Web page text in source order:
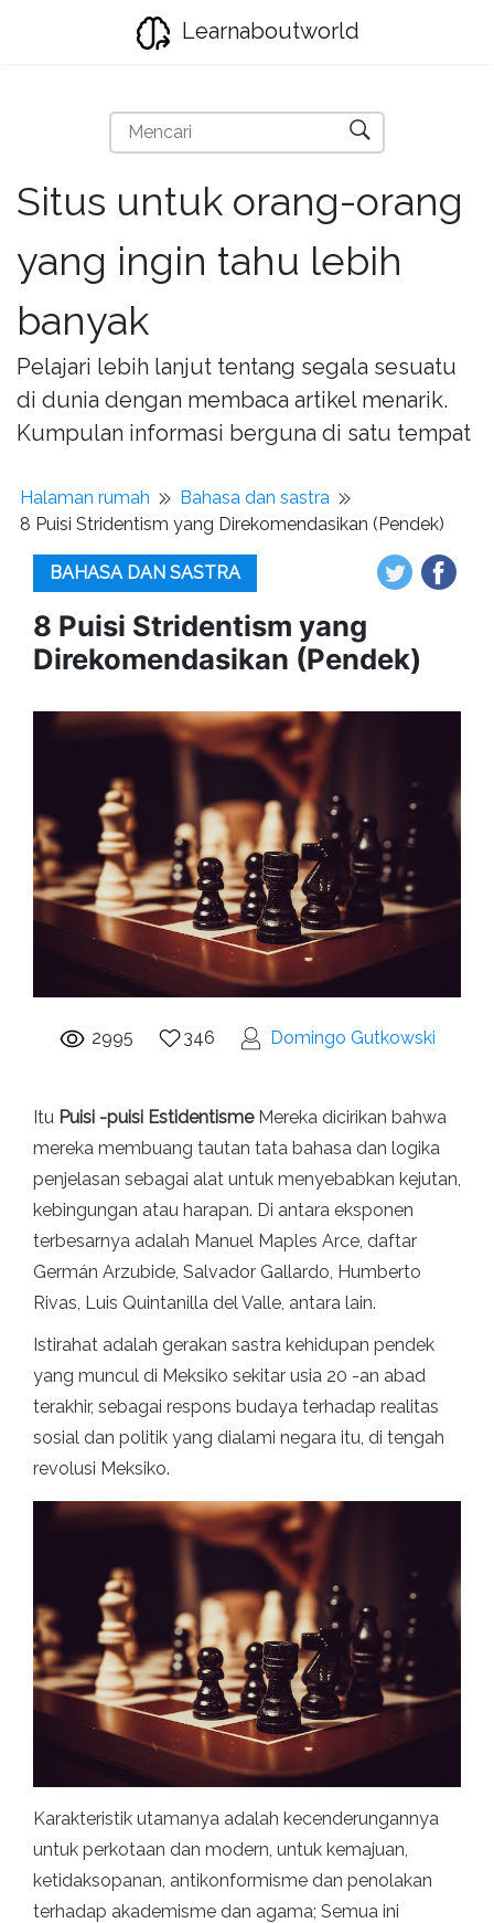
Learnaboutworld
Situs untuk orang-orang
yang ingin tahu lebih
banyak
Pelajari lebih lanjut tentang segala sesuatu
di dunia dengan membaca artikel menarik.
Kumpulan informasi berguna di satu tempat
Halaman rumah
Bahasa dan sastra
8 Puisi Stridentism yang Direkomendasikan (Pendek)
BAHASA DAN SASTRA
8 Puisi Stridentism yang
Direkomendasikan (Pendek)
2995 346 Domingo Gutkowski
Itu Puisi -puisi EstidentismeMereka dicirikan bahwa
mereka membuang tautan tata bahasa dan logika
penjelasan sebagai alat untuk menyebabkan kejutan,
kebingungan atau harapan. Di antara eksponen
terbesarnya adalah Manuel Maples Arce, daftar
Germán Arzubide, Salvador Gallardo, Humberto
Rivas, Luis Quintanilla del Valle, antara lain.
Istirahat adalah gerakan sastra kehidupan pendek
yang muncul di Meksiko sekitar usia 20 -an abad
terakhir, sebagai respons budaya terhadap realitas
sosial dan politik yang dialami negara itu, di tengah
revolusi Meksiko.
Karakteristik utamanya adalah kecenderungannya
untuk perkotaan dan modern, untuk kemajuan,
ketidaksopanan, antikonformisme dan penolakan
terhadap akademisme dan agama; Semua ini